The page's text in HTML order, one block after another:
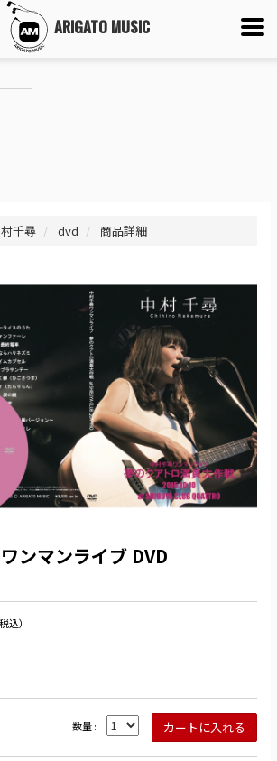
ARIGATO MUSIC
千尋 dvd 商品詳細
ンマンライブ DVD
税込）
数量 :